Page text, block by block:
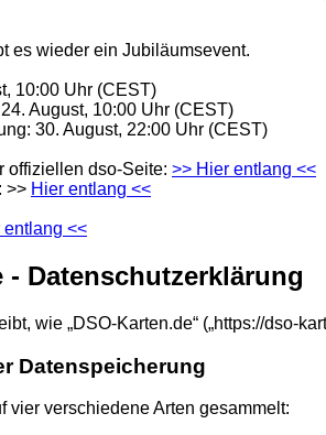
es wieder ein Jubiläumsevent.
10:00 Uhr (CEST)
August, 10:00 Uhr (CEST)
30. August, 22:00 Uhr (CEST)
offiziellen dso-Seite: >> Hier entlang <<
>> Hier entlang <<
entlang <<
- Datenschutzerklärung
wie „DSO-Karten.de“ („https://dso-
Datenspeicherung
vier verschiedene Arten gesammelt: